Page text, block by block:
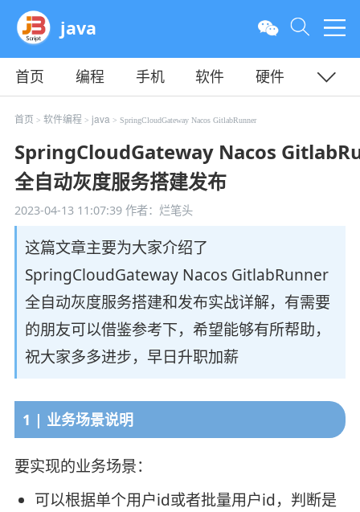
java
首页 编程 手机 软件
硬件
教程
平面 服务器
首页 > 软件编程 > java> SpringCloudGateway Nacos GitlabRunner
SpringCloudGateway Nacos
全自动灰度服务搭建发布
2023-04-13 11:07:39作者：烂笔头
这篇文章主要为大家介绍了
SpringCloudGateway Nacos GitlabRunner
全自动灰度服务搭建和发布实战详解，有需要
的朋友可以借鉴参考下，希望能够有所帮助，
祝大家多多进步，早日升职加薪
1 | 业务场景说明
要实现的业务场景：
可以根据单个用户id或者批量用户id，判断是